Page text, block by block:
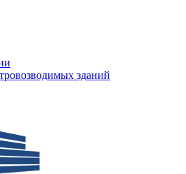
зданий